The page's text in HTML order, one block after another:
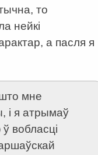
то
нейкі
а пасля я
мне
і я атрымаў
вобласці